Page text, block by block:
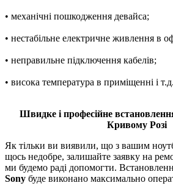
• механічні пошкодження девайса;
• нестабільне електричне живлення в
• неправильне підключення кабелів;
• висока температура в приміщенні і т.д.
Швидке і професійне
Кривому Розі
Як тільки ви виявили, що з вашим
щось недобре, залишайте заявку на
ми будемо раді допомогти.
Sony буде виконано максимально